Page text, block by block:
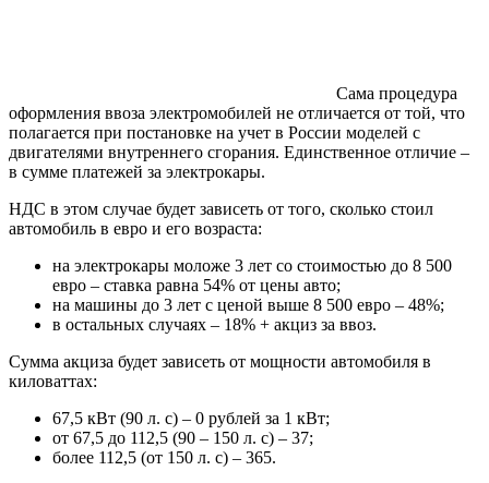
Сама процедура
оформления ввоза электромобилей не отличается от той, что
полагается при постановке на учет в России моделей с
двигателями внутреннего сгорания. Единственное отличие –
в сумме платежей за электрокары.
НДС в этом случае будет зависеть от того, сколько стоил
автомобиль в евро и его возраста:
на электрокары моложе 3 лет со стоимостью до 8 500
евро – ставка равна 54% от цены авто;
на машины до 3 лет с ценой выше 8 500 евро – 48%;
в остальных случаях – 18% + акциз за ввоз.
Сумма акциза будет зависеть от мощности автомобиля в
киловаттах:
67,5 кВт (90 л. с) – 0 рублей за 1 кВт;
от 67,5 до 112,5 (90 – 150 л. с) – 37;
более 112,5 (от 150 л. с) – 365.